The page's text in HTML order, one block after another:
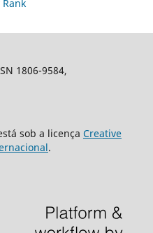
1806-9584,
sob a licença Creative
.